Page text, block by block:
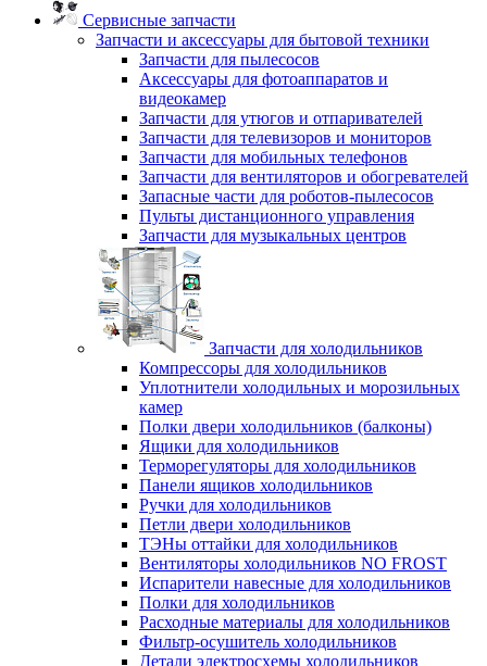
Сервисные запчасти
Запчасти и аксессуары для бытовой техники
Запчасти для пылесосов
Аксессуары для фотоаппаратов и
видеокамер
Запчасти для утюгов и отпаривателей
Запчасти для телевизоров и мониторов
Запчасти для мобильных телефонов
Запчасти для вентиляторов и обогревателей
Запасные части для роботов-пылесосов
Пульты дистанционного управления
Запчасти для музыкальных центров
Запчасти для холодильников
Компрессоры для холодильников
Уплотнители холодильных и морозильных
камер
Полки двери холодильников (балконы)
Ящики для холодильников
Терморегуляторы для холодильников
Панели ящиков холодильников
Ручки для холодильников
Петли двери холодильников
ТЭНы оттайки для холодильников
Вентиляторы холодильников NO FROST
Испарители навесные для холодильников
Полки для холодильников
Расходные материалы для холодильников
Фильтр-осушитель холодильников
Детали электросхемы холодильников